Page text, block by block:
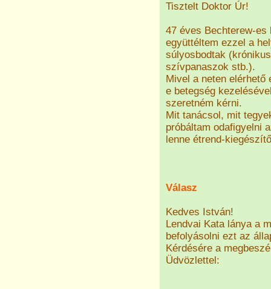
Tisztelt Doktor Úr!
47 éves Bechterew-es
együttéltem ezzel a
súlyosbodtak
szívpanaszok stb.).
Mivel a neten elérhető
e betegség
szeretném kérni.
Mit tanácsol, mit
próbáltam odafigyelni
lenne étrend-
Válasz
Kedves István!
Lendvai Kata lánya a
befolyásolni ezt az
Kérdésére a
Üdvözlettel: